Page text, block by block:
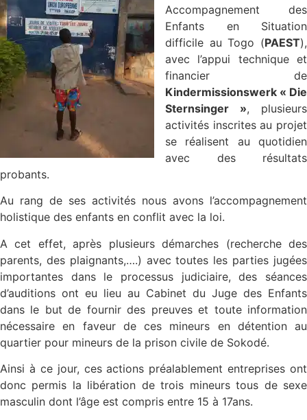
Accompagnement des
Enfants en Situation
difficile au Togo (PAEST),
avec l’appui technique et
financier de
Kindermissionswerk « Die
Sternsinger », plusieurs
activités inscrites au projet
se réalisent au quotidien
avec des résultats
probants.
Au rang de ses activités nous avons l’accompagnement
holistique des enfants en conflit avec la loi.
A cet effet, après plusieurs démarches (recherche des
parents, des plaignants,….) avec toutes les parties jugées
importantes dans le processus judiciaire, des séances
d’auditions ont eu lieu au Cabinet du Juge des Enfants
dans le but de fournir des preuves et toute information
nécessaire en faveur de ces mineurs en détention au
quartier pour mineurs de la prison civile de Sokodé.
Ainsi à ce jour, ces actions préalablement entreprises ont
donc permis la libération de trois mineurs tous de sexe
masculin dont l’âge est compris entre 15 à 17ans.